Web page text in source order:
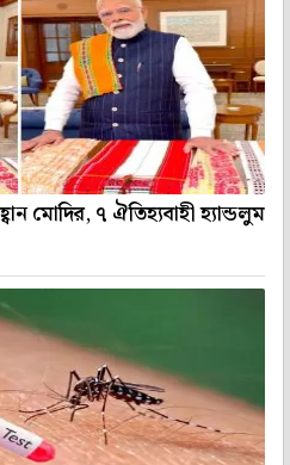
মোদির, ৭ ঐতিহ্যবাহী হ্যান্ডলুম